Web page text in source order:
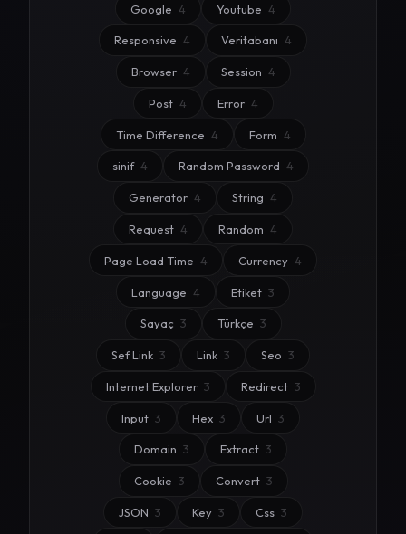
Google 4 Youtube 4
Responsive 4 Veritabanı 4
Browser 4 Session 4
Post 4 Error 4
Time Difference 4 Form 4
sinif 4 Random Password 4
Generator 4 String 4
Request 4 Random 4
Page Load Time 4 Currency 4
Language 4 Etiket 3
Sayaç 3 Türkçe 3
Sef Link 3 Link 3 Seo 3
Internet Explorer 3 Redirect 3
Input 3 Hex 3 Url 3
Domain 3 Extract 3
Cookie 3 Convert 3
JSON 3 Key 3 Css 3